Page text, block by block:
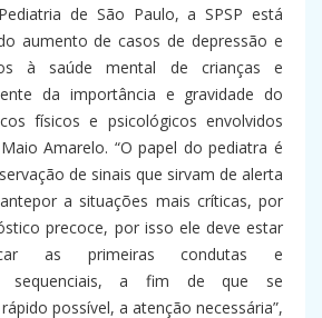
de São Paulo, a SPSP está
aumento de casos de depressão e
à saúde mental de crianças e
da importância e gravidade do
físicos e psicológicos envolvidos
Amarelo. “O papel do pediatra é
de sinais que sirvam de alerta
a situações mais críticas, por
precoce, por isso ele deve estar
as primeiras condutas e
sequenciais, a fim de que se
possível, a atenção necessária”,